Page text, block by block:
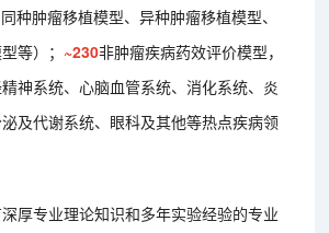
种肿瘤移植模型、异种肿瘤移植模型、
等）； ~230非肿瘤疾病药效评价模型，
神系统、心脑血管系统、消化系统、炎
及代谢系统、眼科及其他等热点疾病领
厚专业理论知识和多年实验经验的专业